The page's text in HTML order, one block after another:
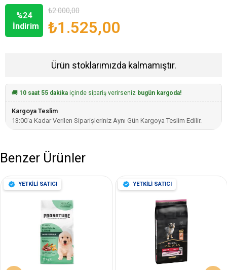
%24
İndirim
₺2.000,00
₺1.525,00
Ürün stoklarımızda kalmamıştır.
🚚 10 saat 55 dakika içinde sipariş verirseniz bugün kargoda!
Kargoya Teslim
13:00'a Kadar Verilen Siparişleriniz Aynı Gün Kargoya Teslim Edilir.
Benzer Ürünler
YETKİLİ SATICI YETKİLİ SATICI